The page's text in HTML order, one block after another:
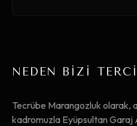
NEDEN BİZİ
Tecrübe Marangozluk olarak,
kadromuzla Eyüpsultan Garaj